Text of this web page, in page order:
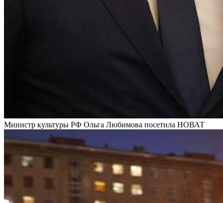
Министр культуры РФ Ольга Любимова посетила НОВАТ